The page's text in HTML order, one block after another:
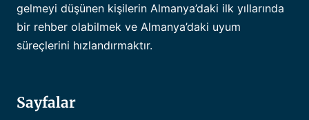
gelmeyi düşünen kişilerin Almanya’daki ilk yıllarında
bir rehber olabilmek ve Almanya’daki uyum
süreçlerini hızlandırmaktır.
Sayfalar